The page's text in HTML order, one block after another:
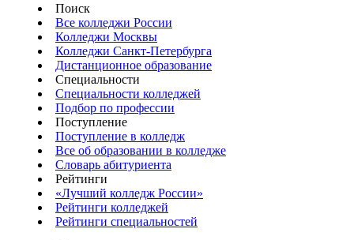
Поиск
Все колледжи России
Колледжи Москвы
Колледжи Санкт-Петербурга
Дистанционное образование
Специальности
Специальности колледжей
Подбор по профессии
Поступление
Поступление в колледж
Все об образовании в колледже
Словарь абитуриента
Рейтинги
«Лучший колледж России»
Рейтинги колледжей
Рейтинги специальностей